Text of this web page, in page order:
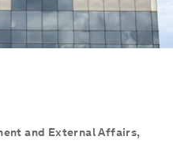
and External Affairs,